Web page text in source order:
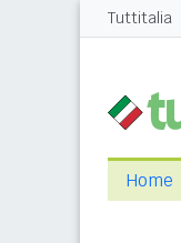
Tuttitalia
Home